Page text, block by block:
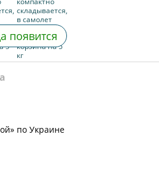
появится
по Украине